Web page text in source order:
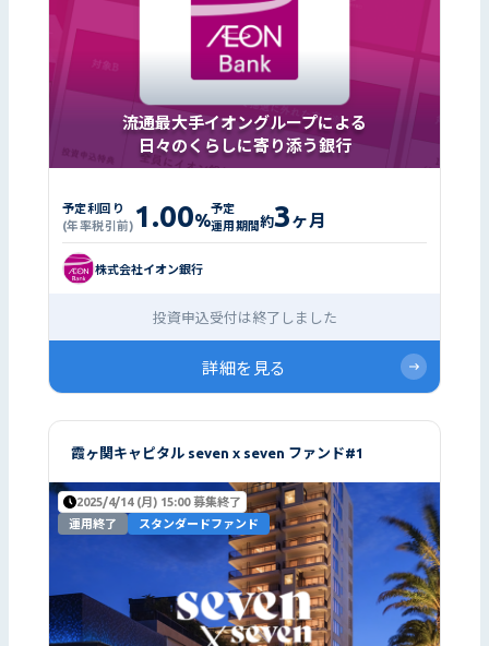
流通最大手イオングループによる
日々のくらしに寄り添う銀行
予定利回り
(年率税引前) 1.00%
予定
運用期間約3ヶ月
株式会社イオン銀行
投資申込受付は終了しました
詳細を見る
霞ヶ関キャピタル seven x seven ファンド#1
2025/4/14 (月) 15:00 募集終了
運用終了
スタンダードファンド